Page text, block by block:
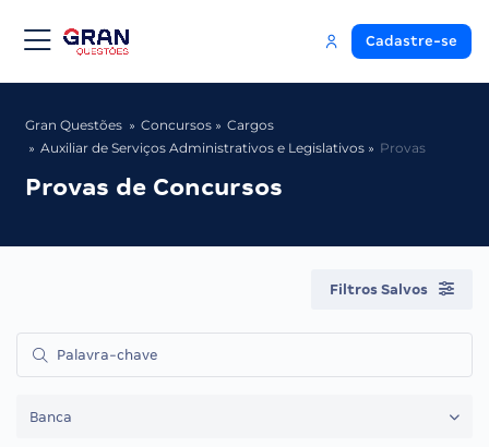
Cadastre-se
Gran Questões Concursos
Cargos
Auxiliar de Serviços Administrativos e Legislativos
Provas
Provas de Concursos
Filtros Salvos
Banca